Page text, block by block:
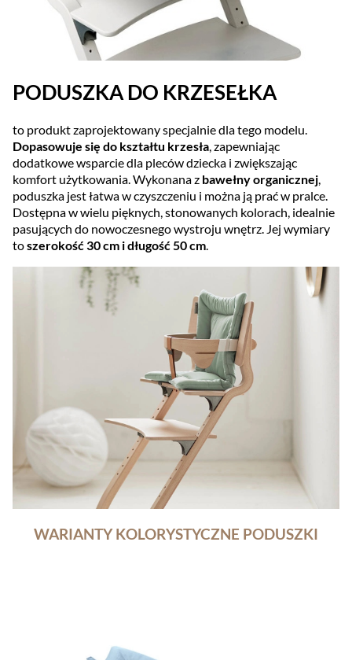
PODUSZKA DO KRZESEŁKA
to produkt zaprojektowany specjalnie dla tego modelu.
Dopasowuje się do kształtu krzesła , zapewniając
dodatkowe wsparcie dla pleców dziecka i zwiększając
komfort użytkowania. Wykonana z bawełny organicznej
poduszka jest łatwa w czyszczeniu i można ją prać w pralce.
Dostępna w wielu pięknych, stonowanych kolorach, idealnie
pasujących do nowoczesnego wystroju wnętrz. Jej wymiary
toszerokość 30 cm i długość 50 cm
WARIANTY KOLORYSTYCZNE PODUSZKI